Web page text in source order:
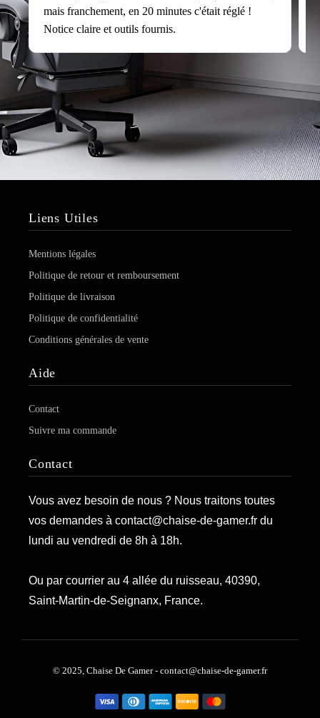
mais franchement, en 20 minutes c'était réglé !
Notice claire et outils fournis.
Liens Utiles
Mentions légales
Politique de retour et remboursement
Politique de livraison
Politique de confidentialité
Conditions générales de vente
Aide
Contact
Suivre ma commande
Contact
Vous avez besoin de nous ? Nous traitons toutes
vos demandes à contact@chaise-de-gamer.fr du
lundi au vendredi de 8h à 18h.
Ou par courrier au 4 allée du ruisseau, 40390,
Saint-Martin-de-Seignanx, France.
© 2025, Chaise De Gamer - contact@chaise-de-gamer.fr